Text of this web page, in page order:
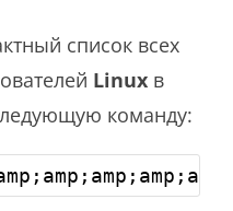
список всех
Linux в
команду: